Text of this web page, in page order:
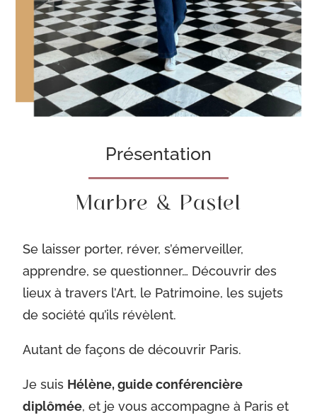
Présentation
Marbre & Pastel
Se laisser porter, réver, s’émerveiller,
apprendre, se questionner… Découvrir des
lieux à travers l’Art, le Patrimoine, les sujets
de société qu’ils révèlent.
Autant de façons de découvrir Paris.
Je suis Hélène, guide conférencière
diplômée, et je vous accompagne à Paris et